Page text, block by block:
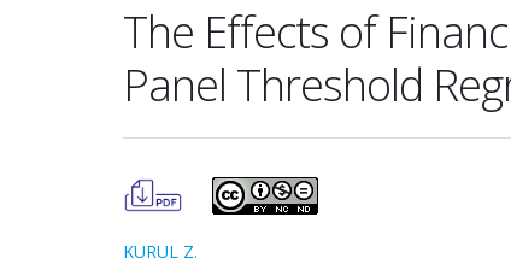
The Effects of
Panel Threshold
KURUL Z.